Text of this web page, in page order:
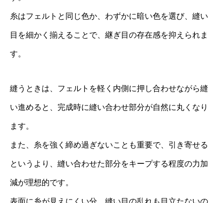
糸はフェルトと同じ色か、わずかに暗い色を選び、縫い
目を細かく揃えることで、継ぎ目の存在感を抑えられま
す。
縫うときは、フェルトを軽く内側に押し合わせながら縫
い進めると、完成時に縫い合わせ部分が自然に丸くなり
ます。
また、糸を強く締め過ぎないことも重要で、引き寄せる
というより、縫い合わせた部分をキープする程度の力加
減が理想的です。